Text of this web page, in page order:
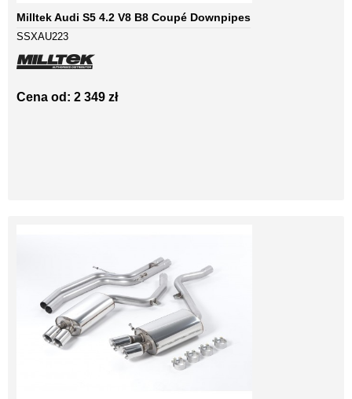
Milltek Audi S5 4.2 V8 B8 Coupé Downpipes
SSXAU223
Cena od: 2 349 zł